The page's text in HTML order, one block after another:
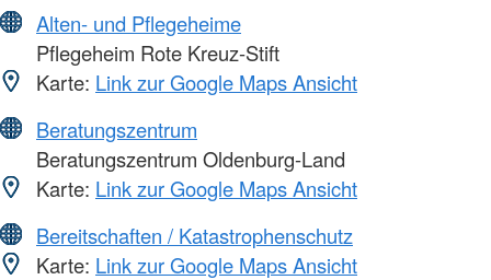
Alten- und Pflegeheime
Pflegeheim Rote Kreuz-Stift
Karte: Link zur Google Maps Ansicht
Beratungszentrum
Beratungszentrum Oldenburg-Land
Karte: Link zur Google Maps Ansicht
Bereitschaften / Katastrophenschutz
Karte: Link zur Google Maps Ansicht